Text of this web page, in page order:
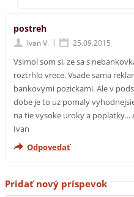
postreh
Ivan V. | 25.09.2015
Vsimol som si, ze sa s
roztrhlo vrece. Vsade sama
bankovymi pozickami. Ale v
dobe je to uz pomaly
na tie vysoke uroky a poplatky...
Ivan
Odpovedať
Pridať nový príspevok